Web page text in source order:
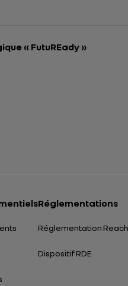
« FutuREady »
Réglementations
Réglementation Reach
Dispositif RDE